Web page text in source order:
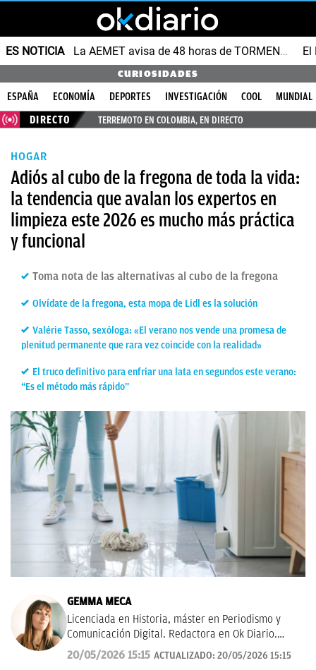
ES NOTICIA La AEMET avisa de 48 horas de TORMENTAS y GRANIZO
CURIOSIDADES
ESPAÑA ECONOMÍA DEPORTES INVESTIGACIÓN COOL
MUNDIAL
DIRECTO
TERREMOTO EN COLOMBIA, EN DIRECTO
HOGAR
Adiós al cubo de la fregona de toda la vida:
la tendencia que avalan los expertos en
limpieza este 2026 es mucho más práctica
y funcional
Toma nota de las alternativas al cubo de la fregona
Olvídate de la fregona, esta mopa de Lidl es la solución
Valérie Tasso, sexóloga: «El verano nos vende una promesa de
plenitud permanente que rara vez coincide con la realidad»
El truco definitivo para enfriar una lata en segundos este verano:
“Es el método más rápido”
GEMMA MECA
Licenciada en Historia, máster en Periodismo y
Comunicación Digital. Redactora en Ok Diario.
Cuento historias, soy amante de los astros, sigo a la
luna, los TT de Twitter y las tendencias en moda.
20/05/2026 15:15 ACTUALIZADO: 20/05/2026 15:15